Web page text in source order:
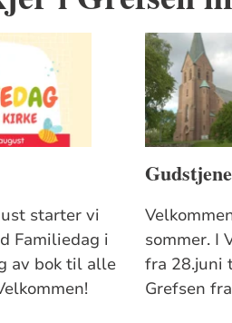
starter vi
Familiedag i
av bok til alle
sommer. I
fra 28.juni
Grefsen